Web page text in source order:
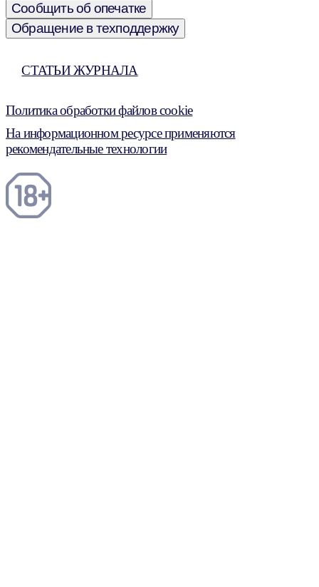
Сообщить об опечатке
Обращение в техподдержку
СТАТЬИ ЖУРНАЛА
Политика обработки файлов cookie
На информационном ресурсе применяются
рекомендательные технологии